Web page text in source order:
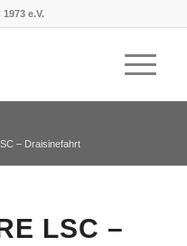
e.V.
– Draisinefahrt
LSC –